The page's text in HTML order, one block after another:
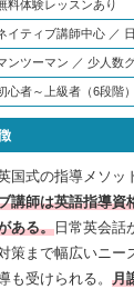
料体験レッスンあり
イティブ講師中心 ／
ンツーマン ／ 少人数
心者～上級者（6段階）
国式の指導メソッ
講師は英語指導資
ある。日常英会話
策まで幅広いニー
も受けられる。 月